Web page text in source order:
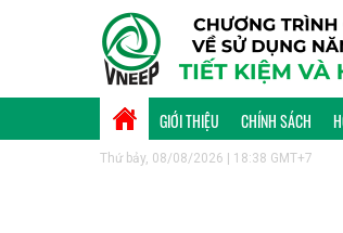
GIỚI THIỆU CHÍNH SÁCH
Thứ bảy, 08/08/2026 | 18:38 GMT+7